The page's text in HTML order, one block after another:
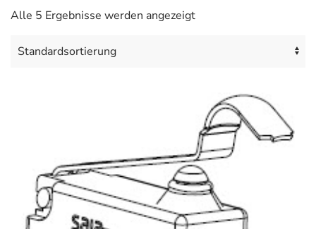
Alle 5 Ergebnisse werden angezeigt